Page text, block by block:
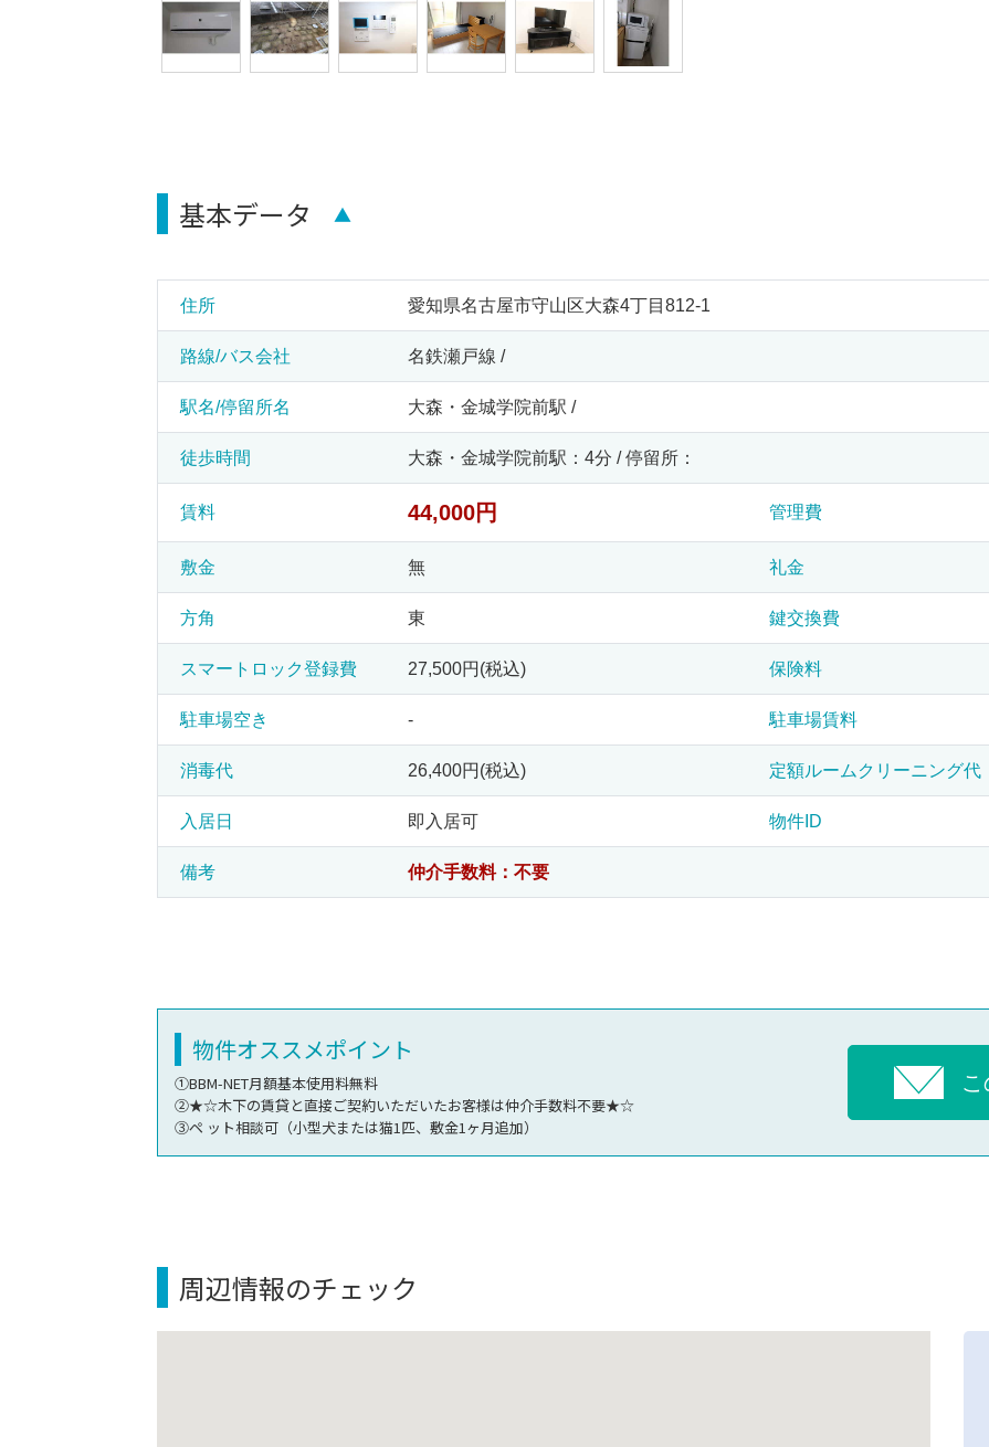
基本データ ▲
住所 愛知県名古屋市守山区大森4丁目812-1
路線/バス会社 名鉄瀬戸線 /
駅名/停留所名 大森・金城学院前駅 /
徒歩時間 大森・金城学院前駅：4分 / 停留所：
賃料 44,000円 管理費
敷金 無 礼金
方角 東 鍵交換費
スマートロック登録費 27,500円(税込) 保険料
駐車場空き - 駐車場賃料
消毒代 26,400円(税込) 定額ルームクリーニング代
入居日 即入居可 物件ID
備考 仲介手数料：不要
物件オススメポイント
①BBM-NET月額基本使用料無料
②★☆木下の賃貸と直接ご契約いただいたお客様は仲介手数料不要★☆
③ペ ット相談可（小型犬または猫1匹、敷金1ヶ月追加）
周辺情報のチェック